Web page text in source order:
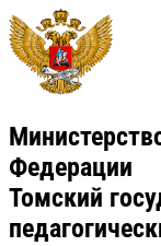
Федерации
Томский